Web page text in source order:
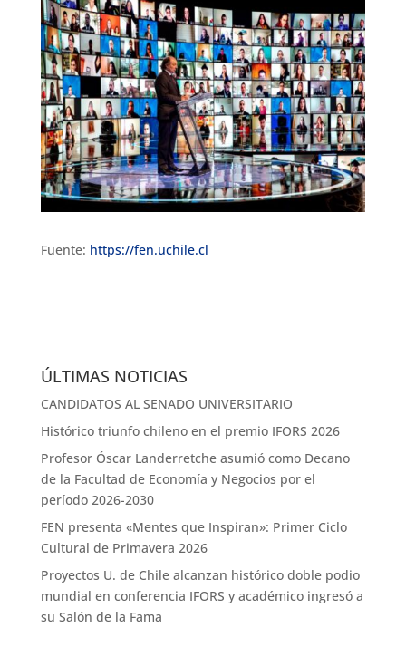
Fuente: https://fen.uchile.cl
ÚLTIMAS NOTICIAS
CANDIDATOS AL SENADO UNIVERSITARIO
Histórico triunfo chileno en el premio IFORS 2026
Profesor Óscar Landerretche asumió como Decano
de la Facultad de Economía y Negocios por el
período 2026-2030
FEN presenta «Mentes que Inspiran»: Primer Ciclo
Cultural de Primavera 2026
Proyectos U. de Chile alcanzan histórico doble podio
mundial en conferencia IFORS y académico ingresó a
su Salón de la Fama